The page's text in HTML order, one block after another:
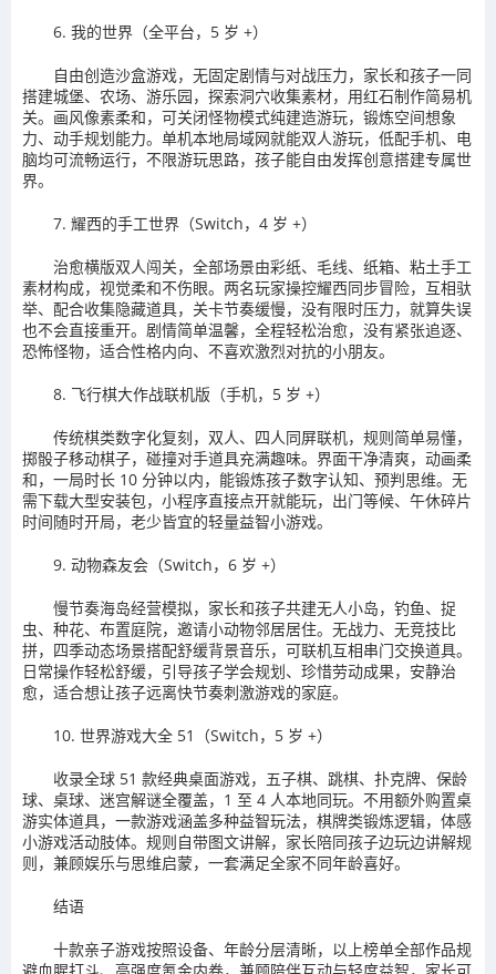
6. 我的世界（全平台，5 岁 +）
自由创造沙盒游戏，无固定剧情与对战压力，家长和孩子一同
搭建城堡、农场、游乐园，探索洞穴收集素材，用红石制作简易机
关。画风像素柔和，可关闭怪物模式纯建造游玩，锻炼空间想象
力、动手规划能力。单机本地局域网就能双人游玩，低配手机、电
脑均可流畅运行，不限游玩思路，孩子能自由发挥创意搭建专属世
界。
7. 耀西的手工世界（Switch，4 岁 +）
治愈横版双人闯关，全部场景由彩纸、毛线、纸箱、粘土手工
素材构成，视觉柔和不伤眼。两名玩家操控耀西同步冒险，互相驮
举、配合收集隐藏道具，关卡节奏缓慢，没有限时压力，就算失误
也不会直接重开。剧情简单温馨，全程轻松治愈，没有紧张追逐、
恐怖怪物，适合性格内向、不喜欢激烈对抗的小朋友。
8. 飞行棋大作战联机版（手机，5 岁 +）
传统棋类数字化复刻，双人、四人同屏联机，规则简单易懂，
掷骰子移动棋子，碰撞对手道具充满趣味。界面干净清爽，动画柔
和，一局时长 10 分钟以内，能锻炼孩子数字认知、预判思维。无
需下载大型安装包，小程序直接点开就能玩，出门等候、午休碎片
时间随时开局，老少皆宜的轻量益智小游戏。
9. 动物森友会（Switch，6 岁 +）
慢节奏海岛经营模拟，家长和孩子共建无人小岛，钓鱼、捉
虫、种花、布置庭院，邀请小动物邻居居住。无战力、无竞技比
拼，四季动态场景搭配舒缓背景音乐，可联机互相串门交换道具。
日常操作轻松舒缓，引导孩子学会规划、珍惜劳动成果，安静治
愈，适合想让孩子远离快节奏刺激游戏的家庭。
10. 世界游戏大全 51（Switch，5 岁 +）
收录全球 51 款经典桌面游戏，五子棋、跳棋、扑克牌、保龄
球、桌球、迷宫解谜全覆盖，1 至 4 人本地同玩。不用额外购置桌
游实体道具，一款游戏涵盖多种益智玩法，棋牌类锻炼逻辑，体感
小游戏活动肢体。规则自带图文讲解，家长陪同孩子边玩边讲解规
则，兼顾娱乐与思维启蒙，一套满足全家不同年龄喜好。
结语
十款亲子游戏按照设备、年龄分层清晰，以上榜单全部作品规
避血腥打斗、高强度氪金内卷，兼顾陪伴互动与轻度益智，家长可